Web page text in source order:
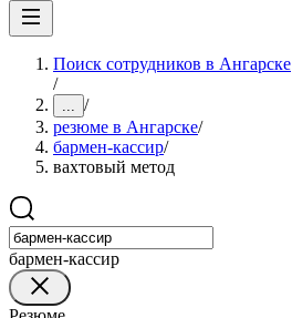
Поиск сотрудников в Ангарске
/
... /
резюме в Ангарске/
бармен-кассир/
вахтовый метод
бармен-кассир